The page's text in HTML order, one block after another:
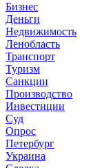
Бизнес
Деньги
Недвижимость
Ленобласть
Транспорт
Туризм
Санкции
Производство
Инвестиции
Суд
Опрос
Петербург
Украина